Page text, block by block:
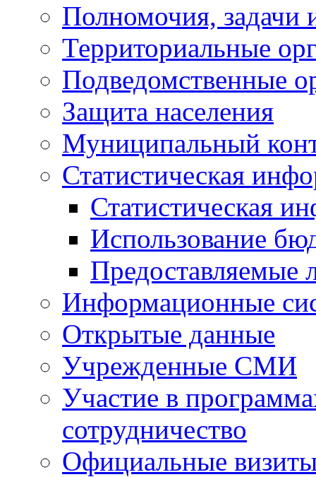
Полномочия, задачи
Территориальные
Подведомственные
Защита населения
Муниципальный
Статистическая
Статистическая
Использование
Предоставляемые
Информационные
Открытые данные
Учрежденные СМИ
Участие в
сотрудничество
Официальные